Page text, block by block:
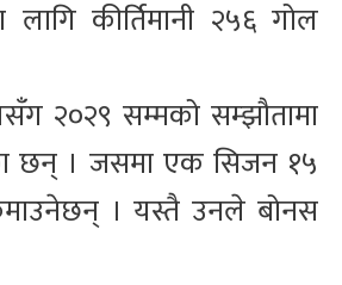
कीर्तिमानी २५६ गोल
२०२९ सम्मको सम्झौतामा
छन् । जसमा एक सिजन १५
। यस्तै उनले बोनस